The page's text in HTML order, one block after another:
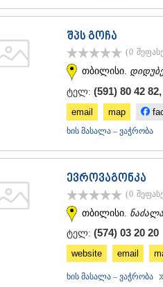
შპს გოჩა
(0
თბილისი.
ტელ: (591) 80 42
email map
ხის მასალა – ვაჭრობა
ევროვაგონკა
(0
თბილისი.
ტელ: (574) 03 20 20
website email
ხის მასალა – ვაჭრობა